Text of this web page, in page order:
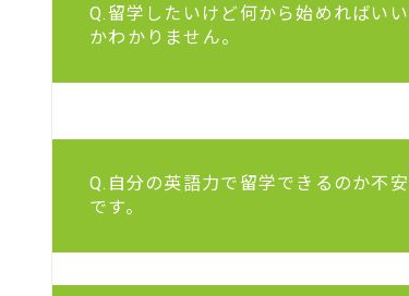
Q.留学したいけど何から始めればいい
かわかりません。
Q.自分の英語力で留学できるのか不安
です。